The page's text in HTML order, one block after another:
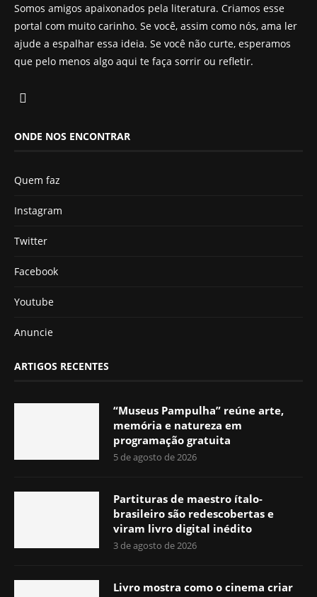
Somos amigos apaixonados pela literatura. Criamos esse
portal com muito carinho. Se você, assim como nós, ama ler
ajude a espalhar essa ideia. Se você não curte, esperamos
que pelo menos algo aqui te faça sorrir ou refletir.
ONDE NOS ENCONTRAR
Quem faz
Instagram
Twitter
Facebook
Youtube
Anuncie
ARTIGOS RECENTES
“Museus Pampulha” reúne arte,
memória e natureza em
programação gratuita
5 de agosto de 2026
Partituras de maestro ítalo-
brasileiro são redescobertas e
viram livro digital inédito
3 de agosto de 2026
Livro mostra como o cinema criar